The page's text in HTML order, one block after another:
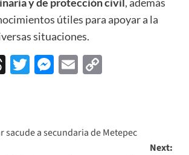
útiles para apoyar a la
situaciones.
Threads
Twitter
Messenger
EmailCopy
sacude a secundaria de Metepec
Next: